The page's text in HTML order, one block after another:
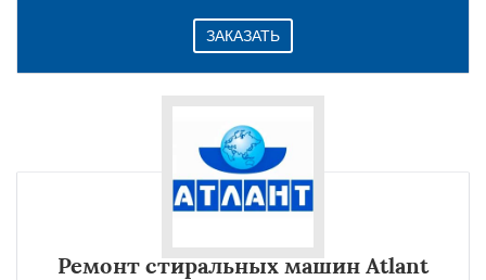
ЗАКАЗАТЬ
Ремонт стиральных машин Atlant